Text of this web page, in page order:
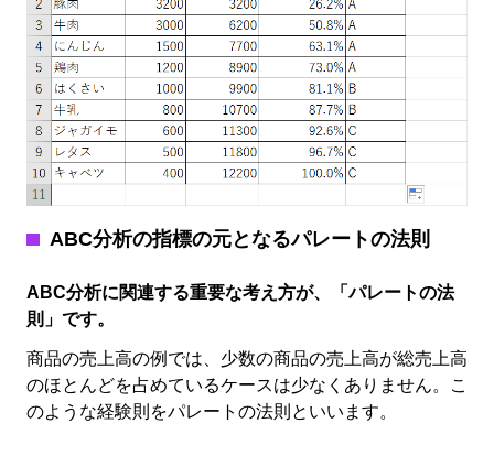
ABC分析の指標の元となるパレートの法則
ABC分析に関連する重要な考え方が、「パレートの法
則」です。
商品の売上高の例では、少数の商品の売上高が総売上高
のほとんどを占めているケースは少なくありません。こ
のような経験則をパレートの法則といいます。